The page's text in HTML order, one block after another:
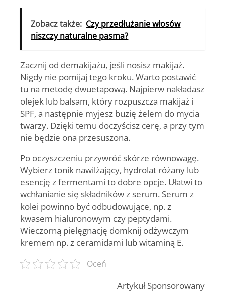
Zobacz także: Czy przedłużanie włosów
niszczy naturalne pasma?
Zacznij od demakijażu, jeśli nosisz makijaż.
Nigdy nie pomijaj tego kroku. Warto postawić
tu na metodę dwuetapową. Najpierw nakładasz
olejek lub balsam, który rozpuszcza makijaż i
SPF, a następnie myjesz buzię żelem do mycia
twarzy. Dzięki temu doczyścisz cerę, a przy tym
nie będzie ona przesuszona.
Po oczyszczeniu przywróć skórze równowagę.
Wybierz tonik nawilżający, hydrolat różany lub
esencję z fermentami to dobre opcje. Ułatwi to
wchłanianie się składników z serum. Serum z
kolei powinno być odbudowujące, np. z
kwasem hialuronowym czy peptydami.
Wieczorną pielęgnację domknij odżywczym
kremem np. z ceramidami lub witaminą E.
Oceń
Artykuł Sponsorowany